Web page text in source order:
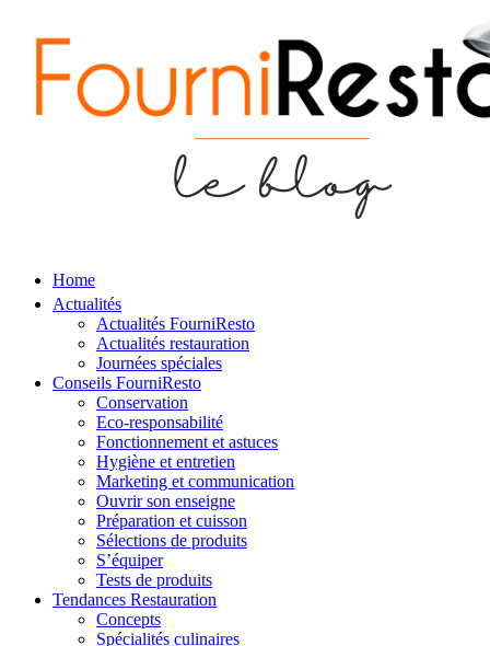
Home
Actualités
Actualités FourniResto
Actualités restauration
Journées spéciales
Conseils FourniResto
Conservation
Eco-responsabilité
Fonctionnement et astuces
Hygiène et entretien
Marketing et communication
Ouvrir son enseigne
Préparation et cuisson
Sélections de produits
S’équiper
Tests de produits
Tendances Restauration
Concepts
Spécialités culinaires